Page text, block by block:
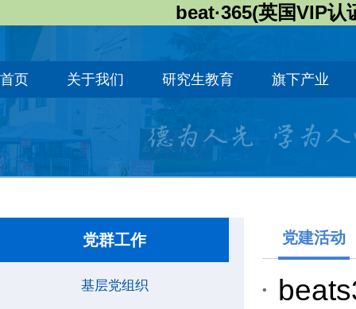
beat·365(英国VIP
首页 关于我们 研究生教育 旗下产业
党群工作
基层党组织
党建活动